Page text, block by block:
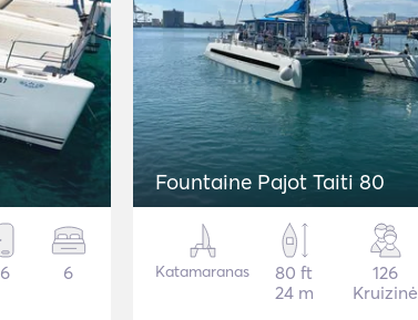
6 6
Fountaine Pajot Taiti 80
Katamaranas
80 ft
24 m
126
Kruizinė